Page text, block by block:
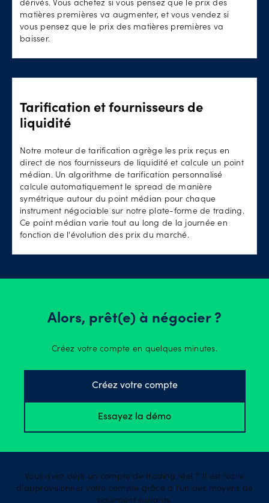
dérivés. Vous achetez si vous pensez que le prix des
matières premières va augmenter, et vous vendez si
vous pensez que le prix des matières premières va
baisser.
Tarification et fournisseurs de
liquidité
Notre moteur de tarification agrège les prix reçus en
direct de nos fournisseurs de liquidité et calcule un point
médian. Un algorithme de tarification personnalisé
calcule automatiquement le spread de manière
symétrique autour du point médian pour chaque
instrument négociable sur notre plate-forme de trading.
Ce point médian varie tout au long de la journée en
fonction de l'évolution des prix du marché.
Alors, prêt(e) à négocier ?
Créez votre compte en quelques minutes.
Créez votre compte
Essayez la démo
Vous avez déjà un compte de trading réel ? Il est facile
d'approvisionner votre compte grâce à l'un des moyens de
paiement suivants.